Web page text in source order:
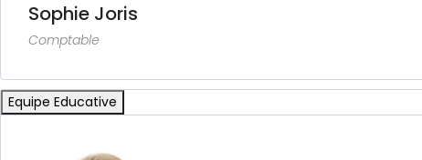
Sophie Joris
Comptable
Equipe Educative